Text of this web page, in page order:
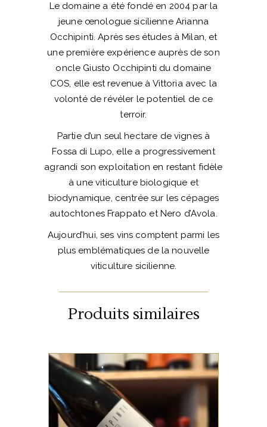
Le domaine a été fondé en 2004 par la
jeune œnologue sicilienne Arianna
Occhipinti. Après ses études à Milan, et
une première expérience auprès de son
oncle Giusto Occhipinti du domaine
COS, elle est revenue à Vittoria avec la
volonté de révéler le potentiel de ce
terroir.
Partie d’un seul hectare de vignes à
Fossa di Lupo, elle a progressivement
agrandi son exploitation en restant fidèle
à une viticulture biologique et
biodynamique, centrée sur les cépages
autochtones Frappato et Nero d’Avola.
Aujourd’hui, ses vins comptent parmi les
plus emblématiques de la nouvelle
viticulture sicilienne.
Produits similaires
ITALIE
Le SP68 Bianco 2023